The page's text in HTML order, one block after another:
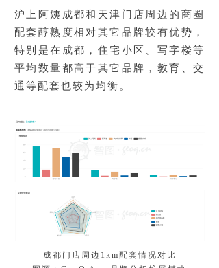
沪上阿姨成都和天津门店周边的商圈
配套醇熟度相对其它品牌较有优势，
特别是在成都，住宅小区、写字楼等
平均数量都高于其它品牌，教育、交
通等配套也较为均衡。
成都门店周边1km配套情况对比